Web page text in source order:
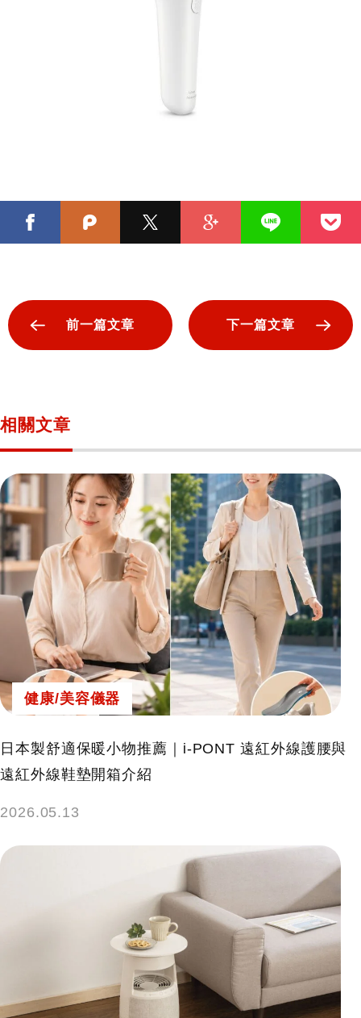
前一篇文章 下一篇文章
相關文章
健康/美容儀器
日本製舒適保暖小物推薦｜i-PONT 遠紅外線護腰與
遠紅外線鞋墊開箱介紹
2026.05.13